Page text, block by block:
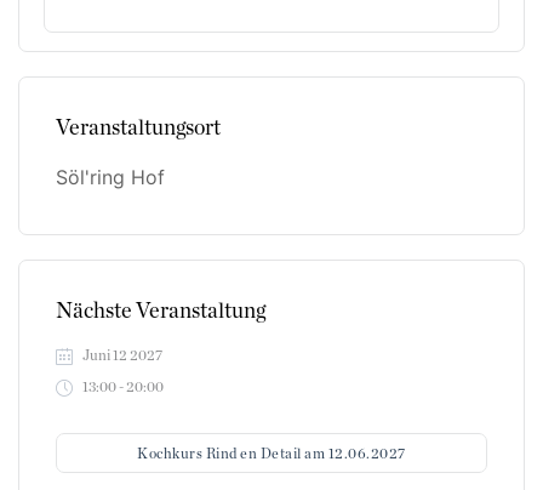
Veranstaltungsort
Söl'ring Hof
Nächste Veranstaltung
Kochkurs Rind en Detail am 12.06.2027
Juni 12 2027
13:00 - 20:00